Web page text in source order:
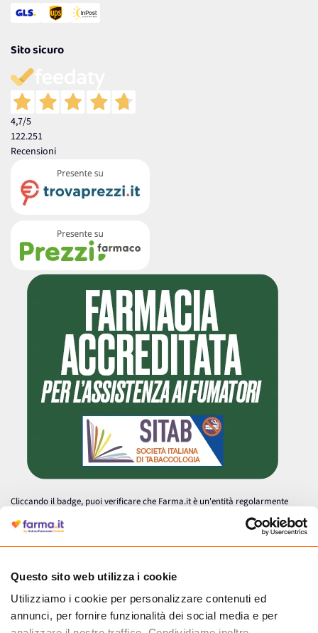
Questo sito web utilizza i cookie
Utilizziamo i cookie per personalizzare contenuti ed
annunci, per fornire funzionalità dei social media e per
Sito sicuro
4,7/5
122.251
Recensioni
Cliccando il badge, puoi verificare che Farma.it è un'entità regolarmente
autorizzata dal Ministero della Salute a effettuare la vendita online di
medicinali.